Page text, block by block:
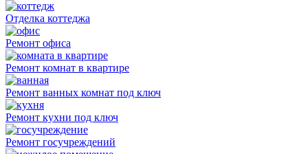
Отделка коттеджа
Ремонт офиса
Ремонт комнат в квартире
Ремонт ванных комнат под ключ
Ремонт кухни под ключ
Ремонт госучреждений